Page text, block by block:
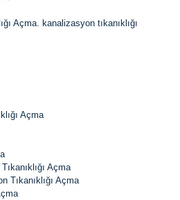
Açma. kanalizasyon tıkanıklığı
Açma
Açma
Tıkanıklığı Açma